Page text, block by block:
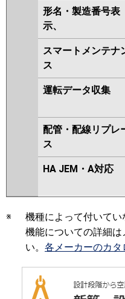
形名・製造番号表
示、
スマートメンテナ
ス
運転データ収集
配管・配線リプレ
ス
HA JEM・A対応
※
機種によって付いてい
機能についての詳細
い。 各メーカーのカ